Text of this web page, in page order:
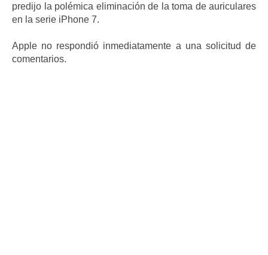
predijo la polémica eliminación de la toma de auriculares
en la serie iPhone 7.
Apple no respondió inmediatamente a una solicitud de
comentarios.